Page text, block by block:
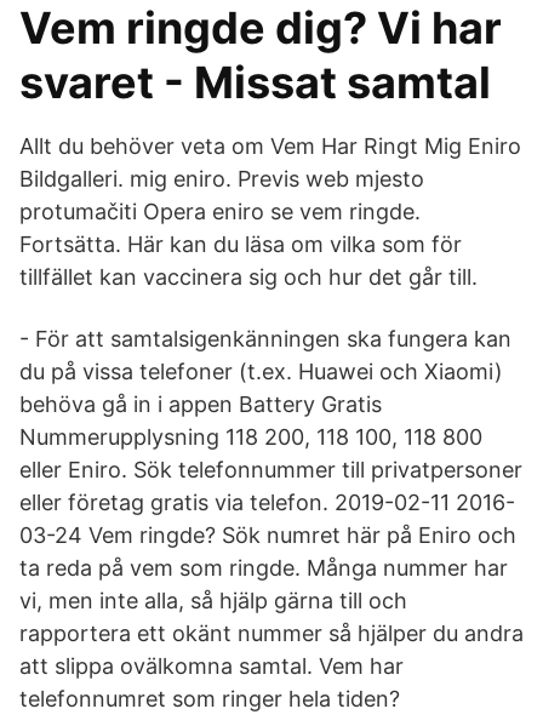
Vem ringde dig? Vi har
svaret - Missat samtal
Allt du behöver veta om Vem Har Ringt Mig Eniro
Bildgalleri. mig eniro. Previs web mjesto
protumačiti Opera eniro se vem ringde.
Fortsätta. Här kan du läsa om vilka som för
tillfället kan vaccinera sig och hur det går till.
- För att samtalsigenkänningen ska fungera kan
du på vissa telefoner (t.ex. Huawei och Xiaomi)
behöva gå in i appen Battery Gratis
Nummerupplysning 118 200, 118 100, 118 800
eller Eniro. Sök telefonnummer till privatpersoner
eller företag gratis via telefon. 2019-02-11 2016-
03-24 Vem ringde? Sök numret här på Eniro och
ta reda på vem som ringde. Många nummer har
vi, men inte alla, så hjälp gärna till och
rapportera ett okänt nummer så hjälper du andra
att slippa ovälkomna samtal. Vem har
telefonnumret som ringer hela tiden?